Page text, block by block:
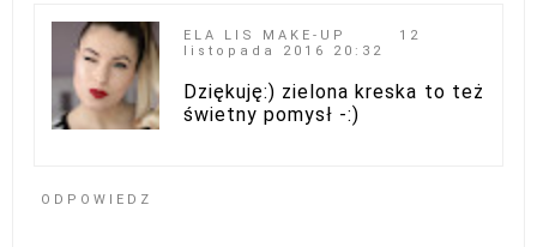
ELA LIS MAKE-UP
12
listopada 2016 20:32
Dziękuję:) zielona kreska to też
świetny pomysł -:)
ODPOWIEDZ